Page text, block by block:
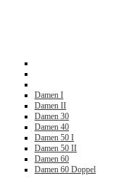
Damen I
Damen II
Damen 30
Damen 40
Damen 50 I
Damen 50 II
Damen 60
Damen 60 Doppel